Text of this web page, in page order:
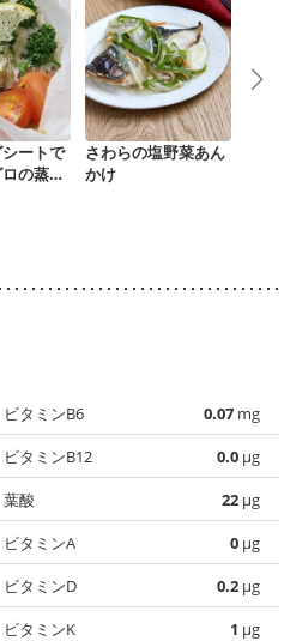
ートで
の蒸し
さわらの塩野菜あん
かけ
ビタミンB6 0.07 mg
ビタミンB12
0.0 µg
葉酸
22 µg
ビタミンA
0 µg
ビタミンD
0.2 µg
ビタミンK
1 µg